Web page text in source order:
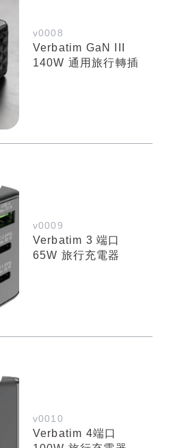
v0008
Verbatim GaN III
140W 通用旅行轉插
v0009
Verbatim 3 端口
65W 旅行充電器
v0010
Verbatim 4端口